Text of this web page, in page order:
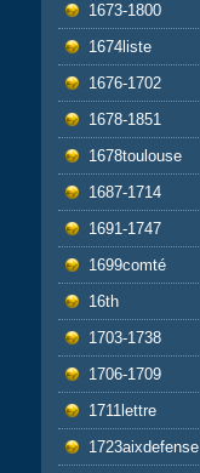
1673-1800
1674liste
1676-1702
1678-1851
1678toulouse
1687-1714
1691-1747
1699comté
16th
1703-1738
1706-1709
1711lettre
1723aixdefense